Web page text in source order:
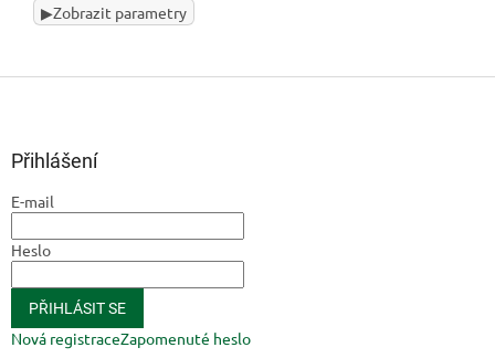
▶Zobrazit parametry
Přihlášení
E-mail
Heslo
PŘIHLÁSIT SE
Nová registraceZapomenuté heslo